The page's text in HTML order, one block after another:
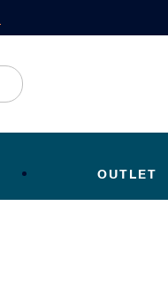
OUTLET